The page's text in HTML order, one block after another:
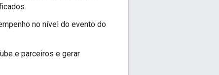
no nível do evento do
e parceiros e gerar